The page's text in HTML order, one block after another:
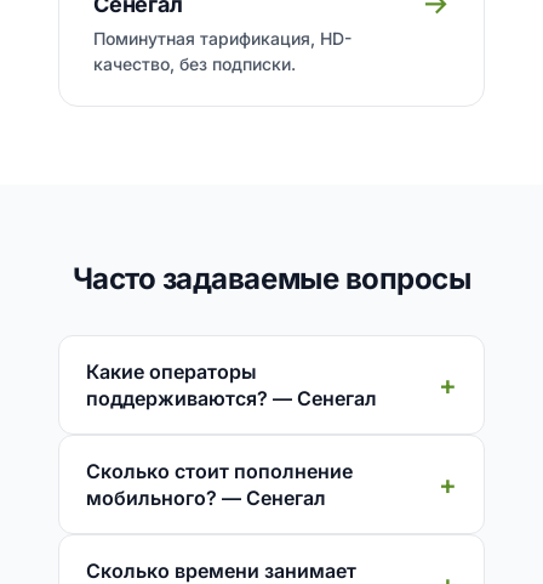
Поминутная тарификация, HD-
качество, без подписки.
Часто задаваемые вопросы
Какие операторы
поддерживаются? — Сенегал
Сколько стоит пополнение
мобильного? — Сенегал
Сколько времени занимает